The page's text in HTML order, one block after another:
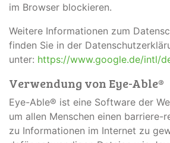
im Browser blockieren.
Weitere Informationen zum
finden Sie in der
unter: https://www.google.de/intl/
Verwendung von Eye-Able®
Eye-Able® ist eine Software der
um allen Menschen einen barriere-
zu Informationen im Internet zu